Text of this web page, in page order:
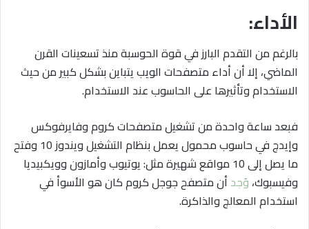
الأداء:
بالرغم من التقدم البارز في قوة الحوسبة منذ تسعينات القرن
الماضي، إلا أن أداء متصفحات الويب يتباين بشكل كبير من حيث
الاستخدام وتأثيرها على الحاسوب عند الاستخدام.
فبعد ساعة واحدة من تشغيل متصفحات كروم وفايرفوكس
وإيدج في حاسوب محمول يعمل بنظام التشغيل ويندوز 10 وفتح
ما يصل إلى 10 مواقع شهيرة مثل: يوتيوب وأمازون وويكبيديا
وفيسبوك،وُجد أن متصفح جوجل كروم كان هو الأسوأ في
استخدام المعالج والذاكرة.